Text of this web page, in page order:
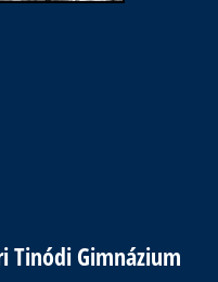
Tinódi Gimnázium